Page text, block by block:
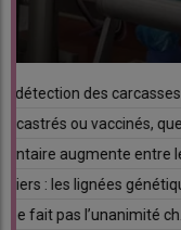
Bien-être du porc :
« Avec les courettes
« Le programme bien-être
« Le bien-être
Bien-Etre animal « Le